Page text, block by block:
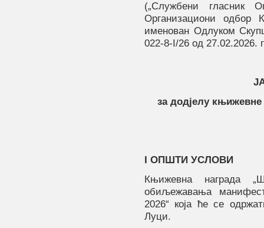
(„Службени гласник
Организациони одбор
именован Одлуком
022-8-I/26од 27.02.2026.
за додјелу књижевнe
I ОПШТИ УСЛОВИ
Књижевнa наградa
обиљежавања
2026“ која ће се
Луци.